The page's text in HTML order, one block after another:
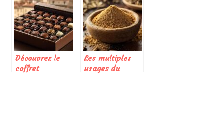
recette secrète
pour une texture
ultra crémeuse
aux épices
exotiques
réaliser un
gâteau Paris-
Brest
Découvrez le
coffret
toulousains
Les multiples
usages du